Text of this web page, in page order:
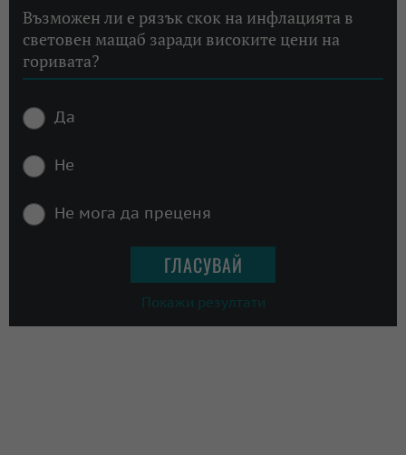
Възможен ли е рязък скок на инфлацията в
световен мащаб заради високите цени на
горивата?
Да
Не
Не мога да преценя
Покажи резултати